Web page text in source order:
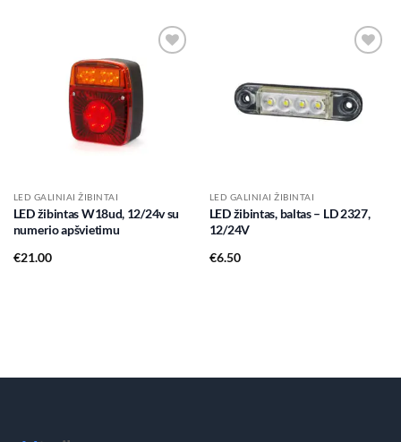
LED GALINIAI ŽIBINTAI
LED žibintas W18ud, 12/24v su
numerio apšvietimu
€21.00
LED GALINIAI ŽIBINTAI
LED žibintas, baltas – LD 2327,
12/24V
€6.50